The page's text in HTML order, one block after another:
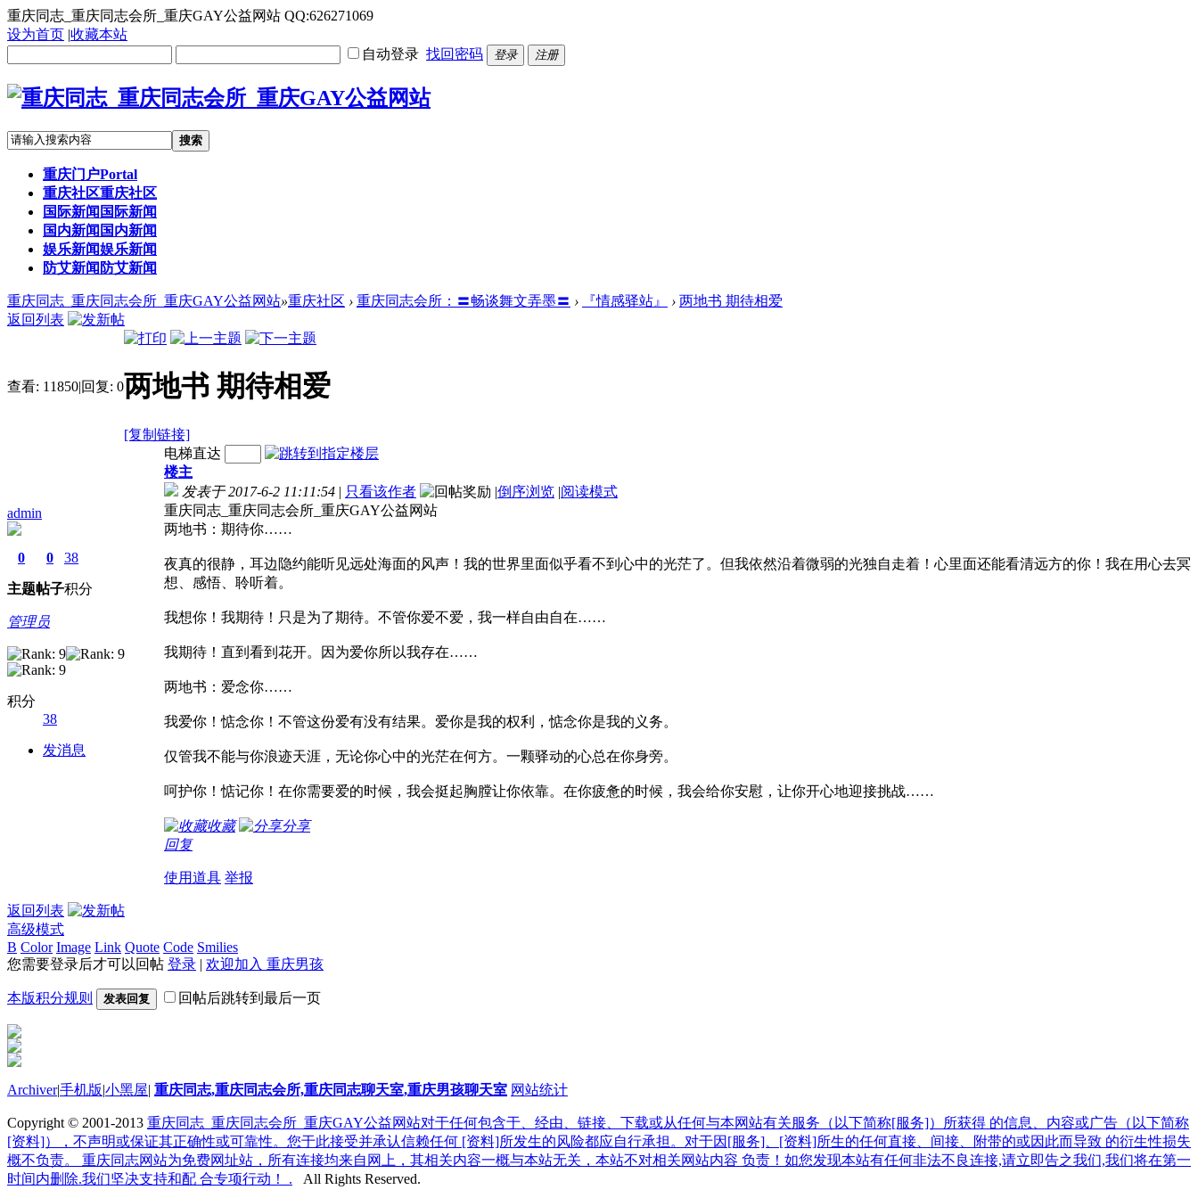
重庆同志_重庆同志会所_重庆GAY公益网站 QQ:626271069
设为首页 |收藏本站
自动登录 找回密码 登录 注册
搜索
重庆门户Portal
重庆社区重庆社区
国际新闻 国际新闻
国内新闻 国内新闻
娱乐新闻娱乐新闻
防艾新闻 防艾新闻
重庆同志_重庆同志会所_重庆GAY公益网站»重庆社区 › 重庆同志会所：〓畅谈舞文弄墨〓 › 『情感驿站』 › 两地书 期待相爱
返回列表
查看: 11850|回复: 0两地书 期待相爱
[复制链接]
admin
0
主题
0
帖子
38
积分
管理员
积分
38
发消息
电梯直达
楼主
发表于 2017-6-2 11:11:54 | 只看该作者 |倒序浏览 |阅读模式
重庆同志_重庆同志会所_重庆GAY公益网站
两地书：期待你……
夜真的很静，耳边隐约能听见远处海面的风声！我的世界里面似乎看不到心中的光茫了。但我依然沿着微弱的光独自走着！心里面还能看清远方的你！我在用心去冥
想、感悟、聆听着。
我想你！我期待！只是为了期待。不管你爱不爱，我一样自由自在……
我期待！直到看到花开。因为爱你所以我存在……
两地书：爱念你……
我爱你！惦念你！不管这份爱有没有结果。爱你是我的权利，惦念你是我的义务。
仅管我不能与你浪迹天涯，无论你心中的光茫在何方。一颗驿动的心总在你身旁。
呵护你！惦记你！在你需要爱的时候，我会挺起胸膛让你依靠。在你疲惫的时候，我会给你安慰，让你开心地迎接挑战……
收藏
分享
回复
使用道具 举报
返回列表
高级模式
B Color Image Link Quote Code Smilies
您需要登录后才可以回帖 登录 | 欢迎加入 重庆男孩
本版积分规则 发表回复 回帖后跳转到最后一页
Archiver|手机版|小黑屋| 重庆同志,重庆同志会所,重庆同志聊天室,重庆男孩聊天室 网站统计
Copyright © 2001-2013 重庆同志_重庆同志会所_重庆GAY公益网站对于任何包含于、经由、链接、下载或从任何与本网站有关服务（以下简称[服务]）所获得 的信息、内容或广告（以下简称
[资料]），不声明或保证其正确性或可靠性。您于此接受并承认信赖任何 [资料]所发生的风险都应自行承担。对于因[服务]、[资料]所生的任何直接、间接、附带的或因此而导致 的衍生性损失
概不负责。 重庆同志网站为免费网址站，所有连接均来自网上，其相关内容一概与本站无关，本站不对相关网站内容 负责！如您发现本站有任何非法不良连接,请立即告之我们,我们将在第一
时间内删除.我们坚决支持和配 合专项行动！ . All Rights Reserved.